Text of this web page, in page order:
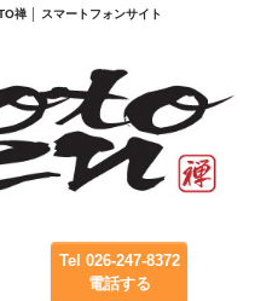
禅 │ スマートフォンサイト
Tel 026-247-8372
電話する